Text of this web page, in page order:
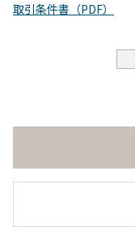
取引条件書（PDF）